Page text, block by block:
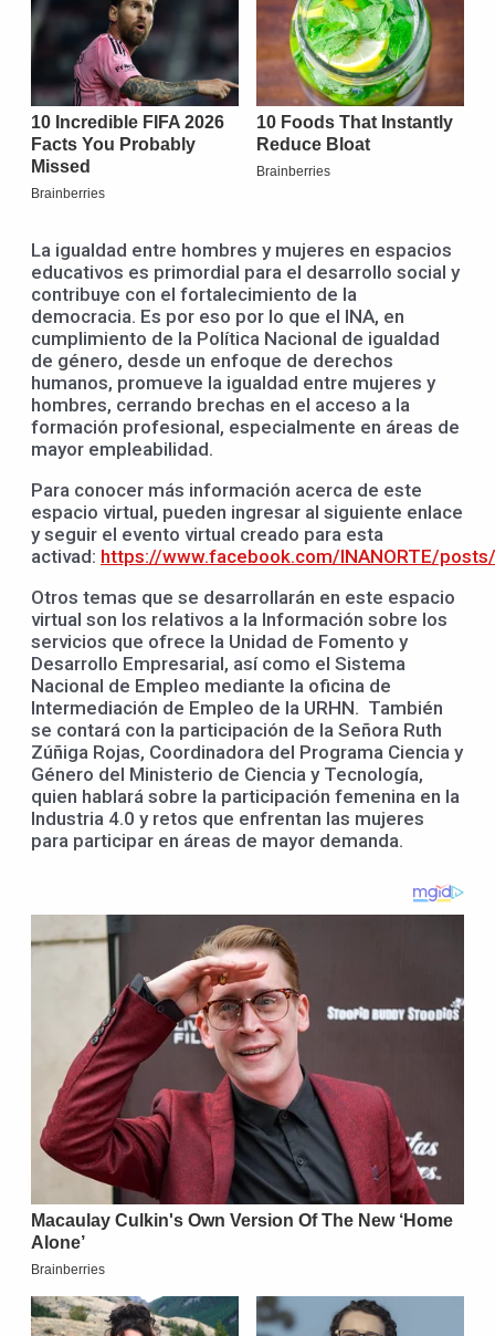
La igualdad entre hombres y mujeres en espacios
educativos es primordial para el desarrollo social y
contribuye con el fortalecimiento de la
democracia. Es por eso por lo que el INA, en
cumplimiento de la Política Nacional de igualdad
de género, desde un enfoque de derechos
humanos, promueve la igualdad entre mujeres y
hombres, cerrando brechas en el acceso a la
formación profesional, especialmente en áreas de
mayor empleabilidad.
Para conocer más información acerca de este
espacio virtual, pueden ingresar al siguiente enlace
y seguir el evento virtual creado para esta
activad: https://www.facebook.com/INANORTE/
Otros temas que se desarrollarán en este espacio
virtual son los relativos a la Información sobre los
servicios que ofrece la Unidad de Fomento y
Desarrollo Empresarial, así como el Sistema
Nacional de Empleo mediante la oficina de
Intermediación de Empleo de la URHN. También
se contará con la participación de la Señora Ruth
Zúñiga Rojas, Coordinadora del Programa Ciencia y
Género del Ministerio de Ciencia y Tecnología,
quien hablará sobre la participación femenina en la
Industria 4.0 y retos que enfrentan las mujeres
para participar en áreas de mayor demanda.